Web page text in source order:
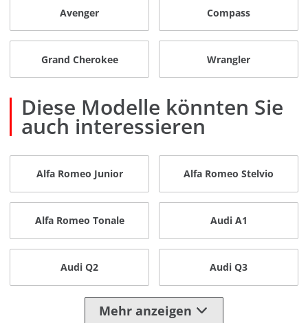
Avenger Compass
Grand Cherokee Wrangler
Diese Modelle könnten Sie
auch interessieren
Alfa Romeo Junior Alfa Romeo Stelvio
Alfa Romeo Tonale Audi A1
Audi Q2 Audi Q3
Mehr anzeigen